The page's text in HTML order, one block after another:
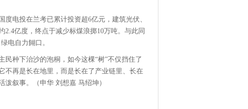
电投在兰考已累计投资超6亿元，建筑光伏、
亿度，终点于减少标煤浪掷10万吨。与此同
电自力餬口。
种下治沙的泡桐，如今这棵“树”不仅挡住了
不再是长在地里，而是长在了产业链里、长在
叙事。（申华 刘想嘉 马绍坤）